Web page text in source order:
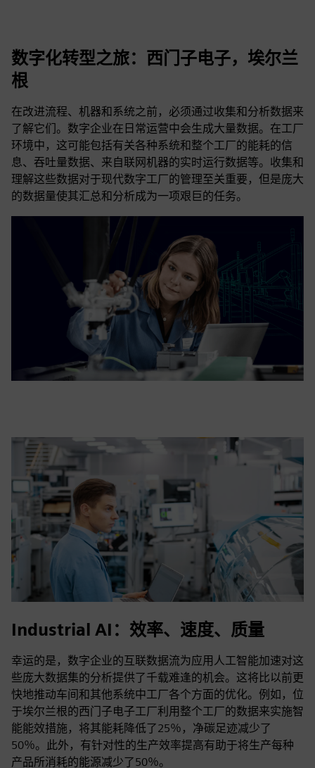
数字化转型之旅：西门子电子，埃尔兰
根
在改进流程、机器和系统之前，必须通过收集和分析数据来
了解它们。数字企业在日常运营中会生成大量数据。在工厂
环境中，这可能包括有关各种系统和整个工厂的能耗的信
息、吞吐量数据、来自联网机器的实时运行数据等。收集和
理解这些数据对于现代数字工厂的管理至关重要，但是庞大
的数据量使其汇总和分析成为一项艰巨的任务。
Industrial AI：效率、速度、质量
幸运的是，数字企业的互联数据流为应用人工智能加速对这
些庞大数据集的分析提供了千载难逢的机会。这将比以前更
快地推动车间和其他系统中工厂各个方面的优化。例如，位
于埃尔兰根的西门子电子工厂利用整个工厂的数据来实施智
能能效措施，将其能耗降低了25％，净碳足迹减少了
50％。此外，有针对性的生产效率提高有助于将生产每种
产品所消耗的能源减少了50％。